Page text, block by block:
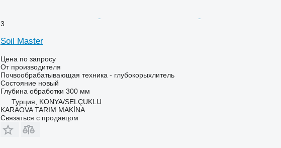
3
Soil Master
Цена по запросу
От производителя
Почвообрабатывающая техника - глубокорыхлитель
Состояниеновый
Глубина обработки 300 мм
Турция, KONYA/SELÇUKLU
KARAOVA TARIM MAKİNA
Связаться с продавцом